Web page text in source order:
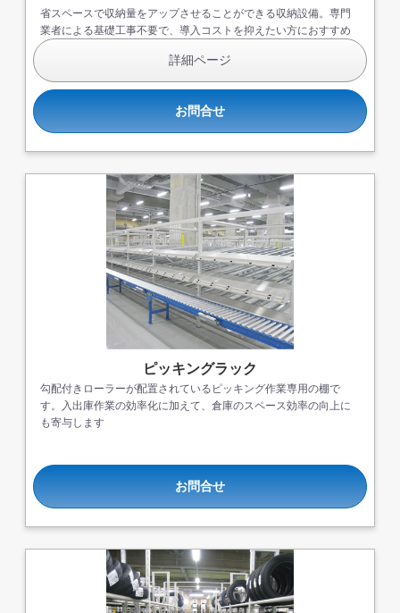
省スペースで収納量をアップさせることができる収納設備。専門
業者による基礎工事不要で、導入コストを抑えたい方におすすめ
です。
詳細ページ
お問合せ
ピッキングラック
勾配付きローラーが配置されているピッキング作業専用の棚で
す。入出庫作業の効率化に加えて、倉庫のスペース効率の向上に
も寄与します
お問合せ
カートに追加しました。
スチールラック3台以上の場合、見積書にてお値引き保証い
たします！
1台でも大量導入でも無料お見積・ご注文を受け付けており
ます(安心保証付き)